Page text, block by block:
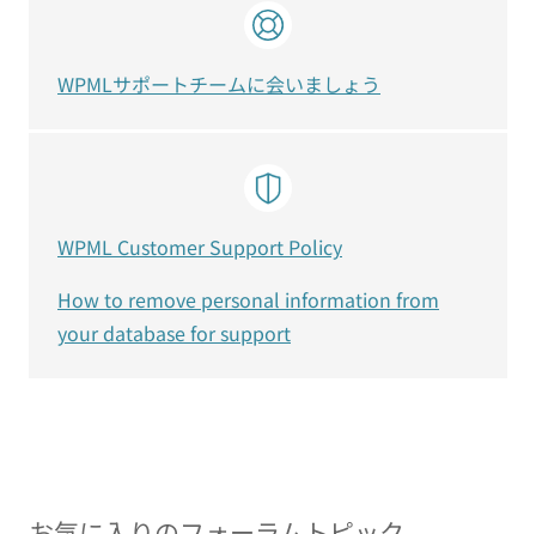
WPMLサポートチームに会いましょう
WPML Customer Support Policy
How to remove personal information from
your database for support